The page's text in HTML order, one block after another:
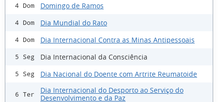
4 Dom Domingo de Ramos
4 Dom Dia Mundial do Rato
4 Dom Dia Internacional Contra as Minas Antipessoais
5 Seg Dia Internacional da Consciência
5 Seg Dia Nacional do Doente com Artrite Reumatoide
6 Ter
Dia Internacional do Desporto ao Serviço do
Desenvolvimento e da Paz